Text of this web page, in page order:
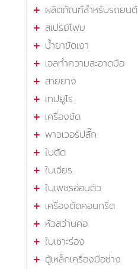
ผลิตภัณฑ์สำหรับรถยนต์
สเปรย์โฟม
น้ำยาขัดเงา
เจลทำความสะอาดมือ
สายยาง
เทปยูโร
เครื่องขัด
พาวเวอร์ปลั๊ก
ใบตัด
ใบเจียร
ใบเพชรอ่อนตัว
เครื่องตัดคอนกรีต
หัวสว่านคอ
ใบเซาะร่อง
ตู้เหล็กเครื่องมือช่าง